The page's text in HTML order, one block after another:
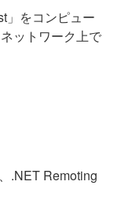
」をコンピュー
ットワーク上で
.NET Remoting